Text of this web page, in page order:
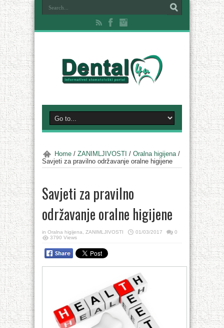
Home / ZANIMLJIVOSTI / Oralna higijena/
Savjeti za pravilno održavanje oralne higijene
Savjeti za pravilno
održavanje oralne higijene
in Oralna higijena ZANIMLJIVOSTI 01/03/2017
0
3790 Views